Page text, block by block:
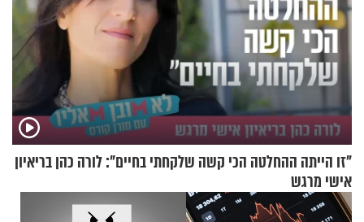
"זו הייתה ההחלטה הכי קשה שלקחתי בחיים": לורה כהן בריאיון
אישי מרגש